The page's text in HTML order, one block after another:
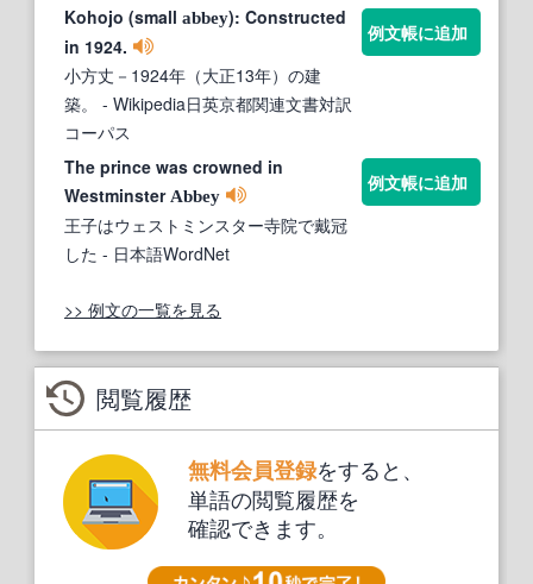
Kohojo (small abbey): Constructed
in 1924.
小方丈－1924年（大正13年）の建
築。
- Wikipedia日英京都関連文書対訳
コーパス
例文帳に追加
The prince was crowned in
Westminster Abbey
王子はウェストミンスター寺院で戴冠
した - 日本語WordNet
例文帳に追加
>> 例文の一覧を見る
閲覧履歴
無料会員登録をすると、
単語の閲覧履歴を
確認できます。